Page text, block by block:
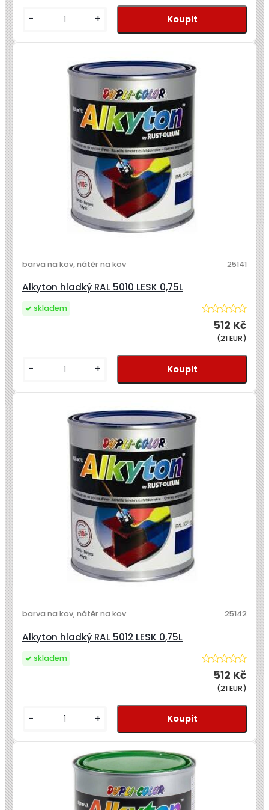
- +
Alkyton hladký RAL 5010 LESK 0,75L
barva na kov, nátěr na kov 25141
512 Kč
(21 EUR)
skladem
- +
Alkyton hladký RAL 5012 LESK 0,75L
barva na kov, nátěr na kov 25142
512 Kč
(21 EUR)
skladem
- +